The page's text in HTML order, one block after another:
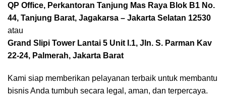
QP Office, Perkantoran Tanjung Mas Raya Blok B1 No.
44, Tanjung Barat, Jagakarsa – Jakarta Selatan 12530
atau
Grand Slipi Tower Lantai 5 Unit I.1, Jln. S. Parman Kav
22-24, Palmerah, Jakarta Barat
Kami siap memberikan pelayanan terbaik untuk membantu
bisnis Anda tumbuh secara legal, aman, dan terpercaya.